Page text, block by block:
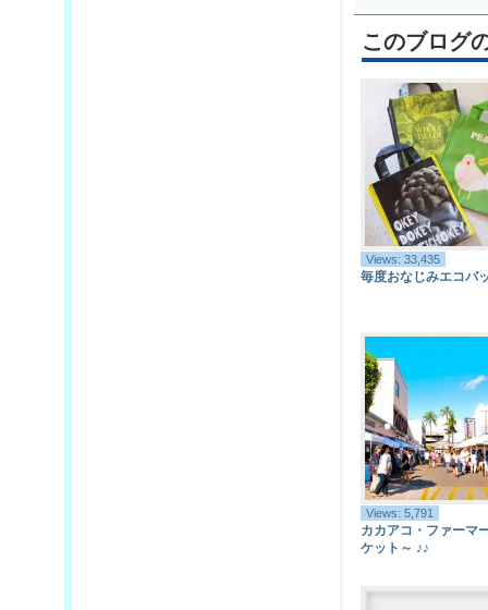
このブログ
Views: 33,435
毎度おなじみエコバ
Views: 5,791
カカアコ・ファーマ
ケット～ ♪♪